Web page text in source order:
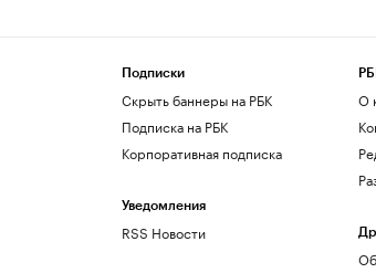
Подписки
Скрыть баннеры на РБК
Подписка на РБК
Корпоративная подписка
Уведомления
RSS Новости
О